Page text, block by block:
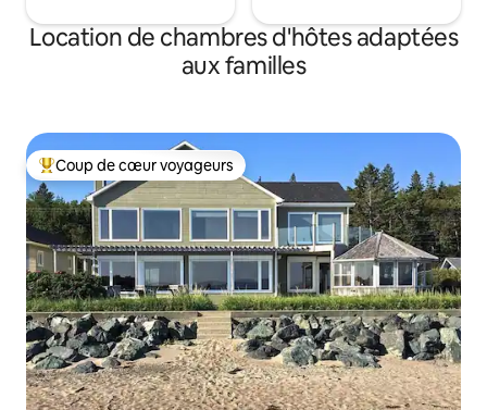
Location de chambres d'hôtes adaptées
aux familles
Coups de cœur voyageurs les plus appréciés
Coup de cœur voyageurs